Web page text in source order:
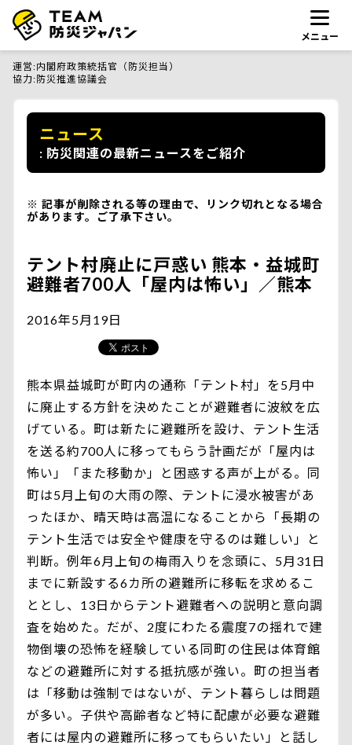
メニュー
運営 内閣府政策統括官（防災担当）
協力 防災推進協議会
ニュース
防災関連の最新ニュースをご紹介
記事が削除される等の理由で、リンク切れとなる場合
があります。ご了承下さい。
テント村廃止に戸惑い 熊本・益城町
避難者700人「屋内は怖い」／熊本
2016年5月19日
熊本県益城町が町内の通称「テント村」を5月中
に廃止する方針を決めたことが避難者に波紋を広
げている。町は新たに避難所を設け、テント生活
を送る約700人に移ってもらう計画だが「屋内は
怖い」「また移動か」と困惑する声が上がる。同
町は5月上旬の大雨の際、テントに浸水被害があ
ったほか、晴天時は高温になることから「長期の
テント生活では安全や健康を守るのは難しい」と
判断。例年6月上旬の梅雨入りを念頭に、5月31日
までに新設する6カ所の避難所に移転を求めるこ
ととし、13日からテント避難者への説明と意向調
査を始めた。だが、2度にわたる震度7の揺れで建
物倒壊の恐怖を経験している同町の住民は体育館
などの避難所に対する抵抗感が強い。町の担当者
は「移動は強制ではないが、テント暮らしは問題
が多い。子供や高齢者など特に配慮が必要な避難
者には屋内の避難所に移ってもらいたい」と話し